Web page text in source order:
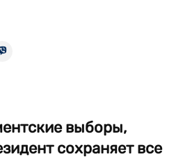
выборы,
сохраняет все